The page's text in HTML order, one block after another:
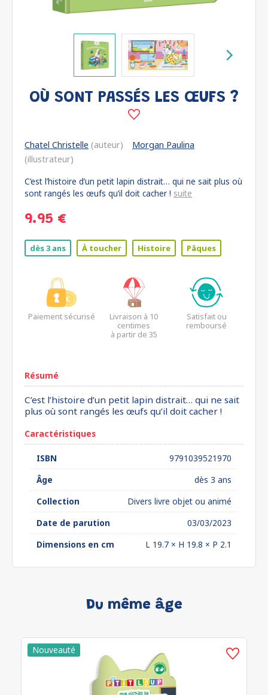
OÙ SONT PASSÉS LES ŒUFS ?
Chatel Christelle (auteur)
Morgan Paulina
(illustrateur)
C’est l’histoire d’un petit lapin distrait… qui ne sait plus où
sont rangés les œufs qu’il doit cacher ! suite
9.95 €
dès 3 ans À toucher Histoire Pâques
Paiement sécurisé
Livraison à 10
centimes
à partir de 35
Satisfait ou
remboursé
Résumé
C’est l’histoire d’un petit lapin distrait… qui ne sait
plus où sont rangés les œufs qu’il doit cacher !
Caractéristiques
ISBN
9791039521970
Âge
dès 3 ans
Collection
Divers livre objet ou animé
Date de parution
03/03/2023
Dimensions en cm
L 19.7 × H 19.8 × P 2.1
Du même âge